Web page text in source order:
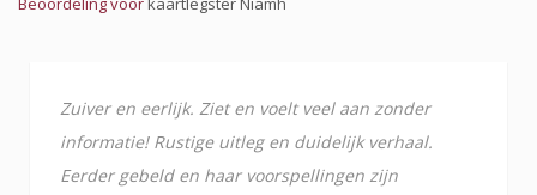
Zuiver en eerlijk. Ziet en voelt veel aan zonder
informatie! Rustige uitleg en duidelijk verhaal.
Eerder gebeld en haar voorspellingen zijn